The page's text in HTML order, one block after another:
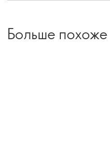
Больше похоже